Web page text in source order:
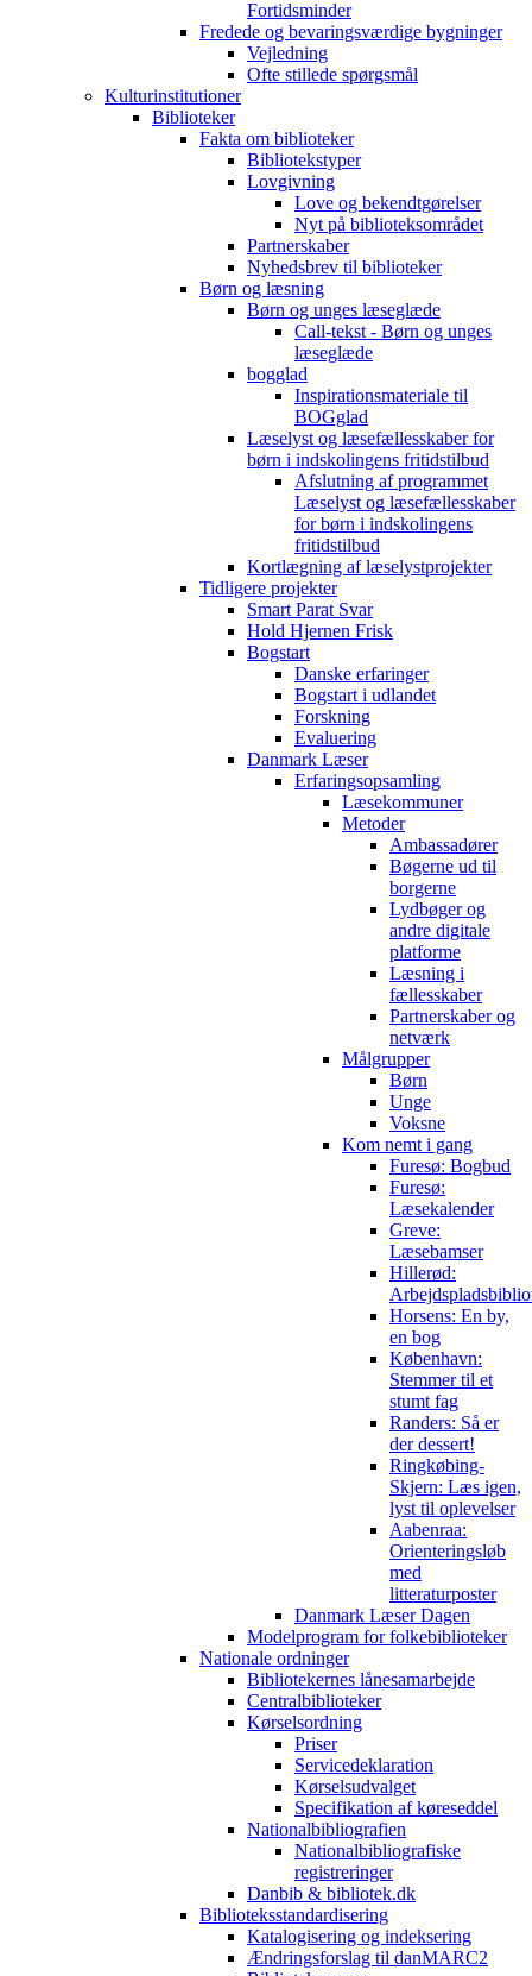
Fortidsminder
Fredede og bevaringsværdige bygninger
Vejledning
Ofte stillede spørgsmål
Kulturinstitutioner
Biblioteker
Fakta om biblioteker
Bibliotekstyper
Lovgivning
Love og bekendtgørelser
Nyt på biblioteksområdet
Partnerskaber
Nyhedsbrev til biblioteker
Børn og læsning
Børn og unges læseglæde
Call-tekst - Børn og unges
læseglæde
bogglad
Inspirationsmateriale til
BOGglad
Læselyst og læsefællesskaber for
børn i indskolingens fritidstilbud
Afslutning af programmet
Læselyst og læsefællesskaber
for børn i indskolingens
fritidstilbud
Kortlægning af læselystprojekter
Tidligere projekter
Smart Parat Svar
Hold Hjernen Frisk
Bogstart
Danske erfaringer
Bogstart i udlandet
Forskning
Evaluering
Danmark Læser
Erfaringsopsamling
Læsekommuner
Metoder
Ambassadører
Bøgerne ud til
borgerne
Lydbøger og
andre digitale
platforme
Læsning i
fællesskaber
Partnerskaber og
netværk
Målgrupper
Børn
Unge
Voksne
Kom nemt i gang
Furesø: Bogbud
Furesø:
Læsekalender
Greve:
Læsebamser
Hillerød:
Horsens: En by,
en bog
København:
Stemmer til et
stumt fag
Randers: Så er
der dessert!
Ringkøbing-
Skjern: Læs igen,
lyst til oplevelser
Aabenraa:
Orienteringsløb
med
litteraturposter
Danmark Læser Dagen
Modelprogram for folkebiblioteker
Nationale ordninger
Bibliotekernes lånesamarbejde
Centralbiblioteker
Kørselsordning
Priser
Servicedeklaration
Kørselsudvalget
Specifikation af køreseddel
Nationalbibliografien
Nationalbibliografiske
registreringer
Danbib & bibliotek.dk
Biblioteksstandardisering
Katalogisering og indeksering
Ændringsforslag til danMARC2